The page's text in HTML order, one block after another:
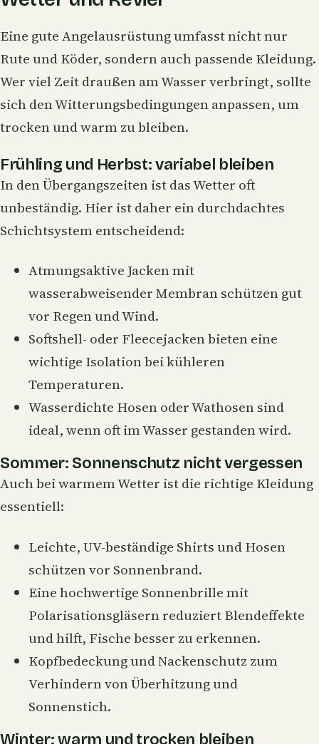
Eine gute Angelausrüstung umfasst nicht nur
Rute und Köder, sondern auch passende Kleidung.
Wer viel Zeit draußen am Wasser verbringt, sollte
sich den Witterungsbedingungen anpassen, um
trocken und warm zu bleiben.
Frühling und Herbst: variabel bleiben
In den Übergangszeiten ist das Wetter oft
unbeständig. Hier ist daher ein durchdachtes
Schichtsystem entscheidend:
Atmungsaktive Jacken mit
wasserabweisender Membran schützen gut
vor Regen und Wind.
Softshell- oder Fleecejacken bieten eine
wichtige Isolation bei kühleren
Temperaturen.
Wasserdichte Hosen oder Wathosen sind
ideal, wenn oft im Wasser gestanden wird.
Sommer: Sonnenschutz nicht vergessen
Auch bei warmem Wetter ist die richtige Kleidung
essentiell:
Leichte, UV-beständige Shirts und Hosen
schützen vor Sonnenbrand.
Eine hochwertige Sonnenbrille mit
Polarisationsgläsern reduziert Blendeffekte
und hilft, Fische besser zu erkennen.
Kopfbedeckung und Nackenschutz zum
Verhindern von Überhitzung und
Sonnenstich.
Winter: warm und trocken bleiben